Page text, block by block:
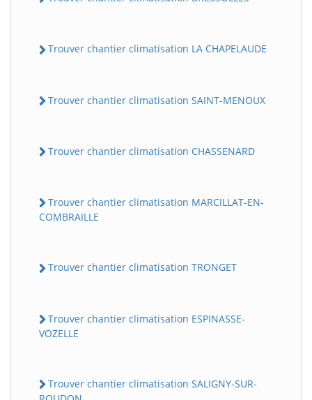
Trouver chantier climatisation LA CHAPELAUDE
Trouver chantier climatisation SAINT-MENOUX
Trouver chantier climatisation CHASSENARD
Trouver chantier climatisation MARCILLAT-EN-
COMBRAILLE
Trouver chantier climatisation TRONGET
Trouver chantier climatisation ESPINASSE-
VOZELLE
Trouver chantier climatisation SALIGNY-SUR-